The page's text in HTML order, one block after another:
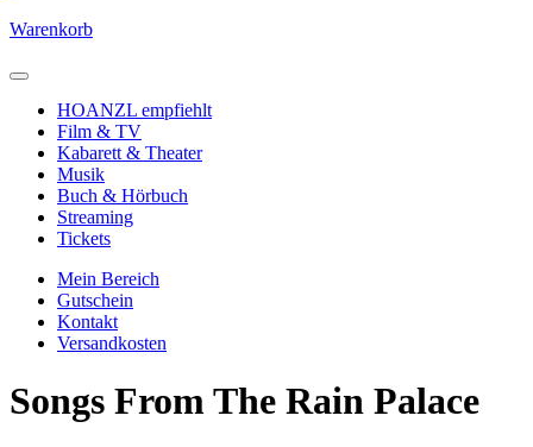
Warenkorb
HOANZL empfiehlt
Film & TV
Kabarett & Theater
Musik
Buch & Hörbuch
Streaming
Tickets
Mein Bereich
Gutschein
Kontakt
Versandkosten
Songs From The Rain Palace